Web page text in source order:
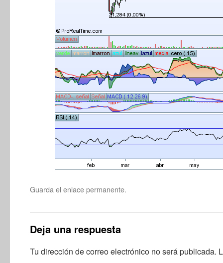
Guarda el enlace permanente.
Deja una respuesta
Tu dirección de correo electrónico no será publicada.